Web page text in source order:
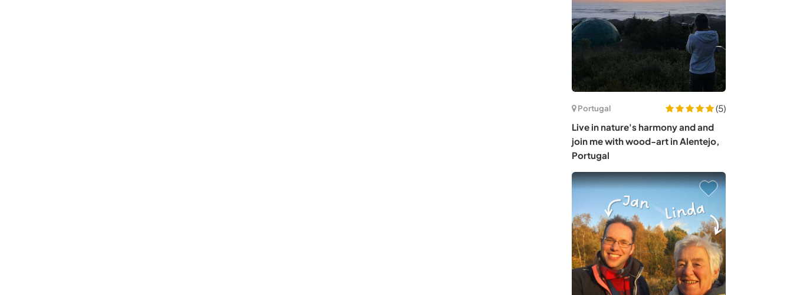
Portugal
(5)
Live in nature's harmony and and
join me with wood-art in Alentejo,
Portugal